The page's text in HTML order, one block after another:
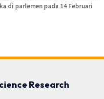
di parlemen pada 14 Februari
Research